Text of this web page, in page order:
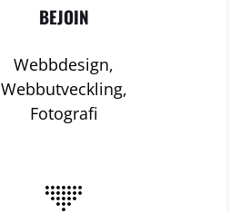
BEJOIN
Webbdesign,
Webbutveckling,
Fotografi